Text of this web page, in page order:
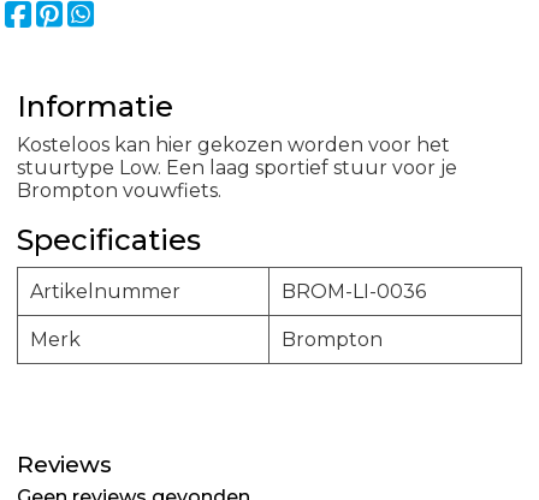
Informatie
Kosteloos kan hier gekozen worden voor het
stuurtype Low. Een laag sportief stuur voor je
Brompton vouwfiets.
Specificaties
Artikelnummer BROM-LI-0036
Merk Brompton
Reviews